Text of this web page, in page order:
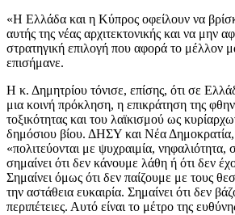
«Η Ελλάδα και η Κύπρος οφείλουν να
αυτής της νέας αρχιτεκτονικής και να μην
στρατηγική επιλογή που αφορά το μέλλον
επισήμανε.
Η κ. Δημητρίου τόνισε, επίσης, ότι σε
μια κοινή πρόκληση, η επικράτηση της
τοξικότητας και του λαϊκισμού ως
δημόσιου βίου. ΔΗΣΥ και Νέα
«πολιτεύονται με ψυχραιμία, νηφαλιότητα,
σημαίνει ότι δεν κάνουμε λάθη ή ότι δεν
Σημαίνει όμως ότι δεν παίζουμε με τους
την αστάθεια ευκαιρία. Σημαίνει ότι δεν
περιπέτειες. Αυτό είναι το μέτρο της